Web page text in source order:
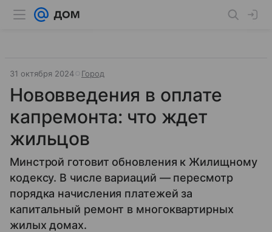
31 октября 2024 Город
Нововведения в оплате
капремонта: что ждет
жильцов
Минстрой готовит обновления к Жилищному
кодексу. В числе вариаций — пересмотр
порядка начисления платежей за
капитальный ремонт в многоквартирных
жилых домах.